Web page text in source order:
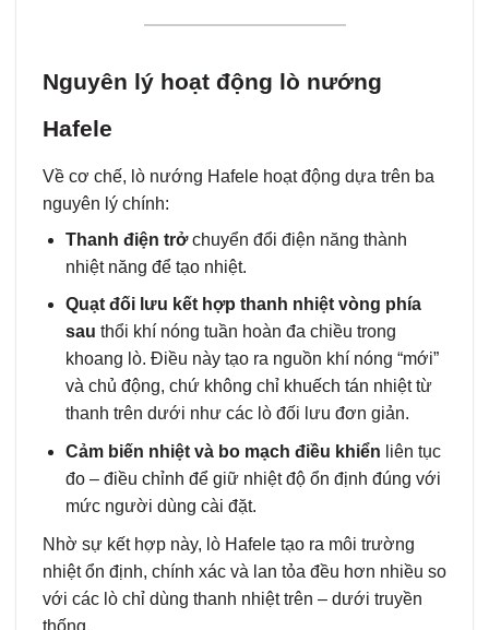
Nguyên lý hoạt động lò nướng
Hafele
Về cơ chế, lò nướng Hafele hoạt động dựa trên ba
nguyên lý chính:
Thanh điện trởchuyển đổi điện năng thành
nhiệt năng để tạo nhiệt.
Quạt đối lưu kết hợp thanh nhiệt vòng phía
sau thổi khí nóng tuần hoàn đa chiều trong
khoang lò. Điều này tạo ra nguồn khí nóng “mới”
và chủ động, chứ không chỉ khuếch tán nhiệt từ
thanh trên dưới như các lò đối lưu đơn giản.
Cảm biến nhiệt và bo mạch điều khiển liên tục
đo – điều chỉnh để giữ nhiệt độ ổn định đúng với
mức người dùng cài đặt.
Nhờ sự kết hợp này, lò Hafele tạo ra môi trường
nhiệt ổn định, chính xác và lan tỏa đều hơn nhiều so
với các lò chỉ dùng thanh nhiệt trên – dưới truyền
thống.